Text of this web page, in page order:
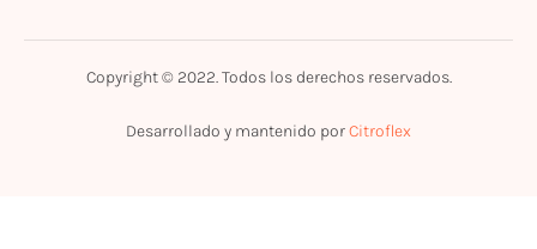
Copyright © 2022. Todos los derechos reservados.
Desarrollado y mantenido porCitroflex